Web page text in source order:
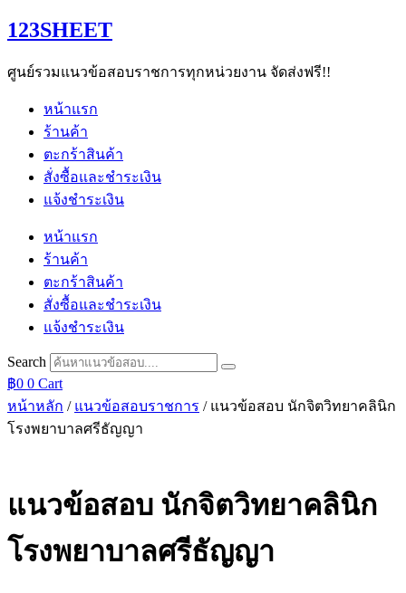
Skip
to
123SHEET
ศูนย์รวมแนวข้อสอบราชการทุกหน่วยงาน จัดส่งฟรี!!
หน้าแรก
ร้านค้า
ตะกร้าสินค้า
สั่งซื้อและชำระเงิน
แจ้งชำระเงิน
หน้าแรก
ร้านค้า
ตะกร้าสินค้า
สั่งซื้อและชำระเงิน
แจ้งชำระเงิน
Search
฿0 0 Cart
หน้าหลัก / แนวข้อสอบราชการ / แนวข้อสอบ นักจิตวิทยาคลินิก
โรงพยาบาลศรีธัญญา
แนวข้อสอบ นักจิตวิทยาคลินิก
โรงพยาบาลศรีธัญญา